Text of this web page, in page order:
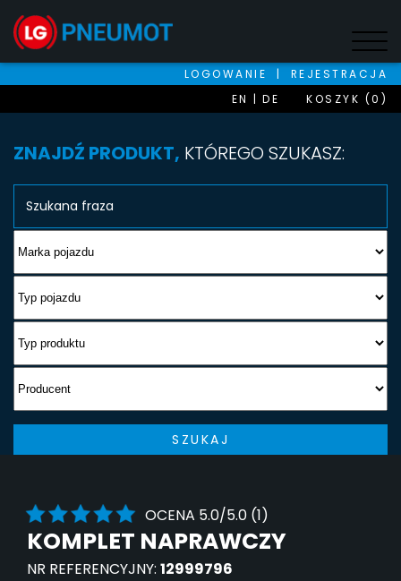
LOGOWANIE |
REJESTRACJA
EN
DE KOSZYK (0)
ZNAJDŹ PRODUKT, KTÓREGO SZUKASZ:
SZUKAJ
OCENA 5.0/5.0 (1)
KOMPLET NAPRAWCZY
NR REFERENCYJNY: 12999796